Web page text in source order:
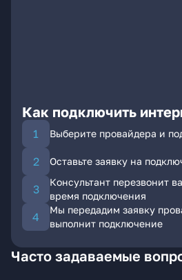
Как подключить
Выберите провайдера и
Оставьте заявку на
Консультант перезвонит
время подключения
Мы передадим заявку
выполнит подключение
Часто задаваемые